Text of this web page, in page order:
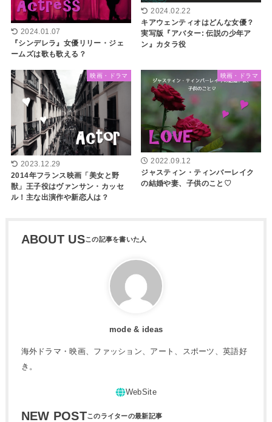
2024.01.07
『シンデレラ』女優リリー・ジェ
ームズは歌も歌える？
2024.02.22
キアウェンティオはどんな女優？
実写版『アバター: 伝説の少年ア
ン』カタラ役
映画・ドラマ
2023.12.29
2014年フランス映画「美女と野
獣」王子役はヴァンサン・カッセ
ル！主な出演作や新恋人は？
映画・ドラマ
2022.09.12
ジャスティン・ティンバーレイク
の結婚や妻、子供のこと♡
ABOUT US
mode & ideas
海外ドラマ・映画、ファッション、アート、スポーツ、英語好
き。
NEW POST